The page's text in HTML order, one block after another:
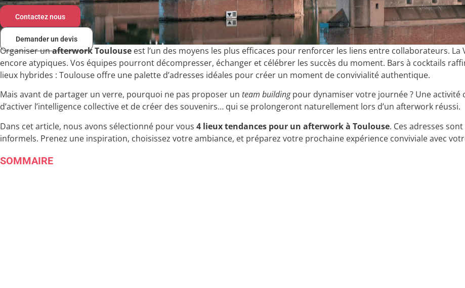
Contactez nous
Demander un devis
Organiser unafterwork Toulouse est l’un des moyens les plus efficaces pour renforcer les liens entre collaborateurs.
encore atypiques. Vos équipes pourront décompresser, échanger et célébrer les succès du moment. Bars à cocktails
lieux hybrides : Toulouse offre une palette d’adresses idéales pour créer un moment de convivialité authentique.
Mais avant de partager un verre, pourquoi ne pas proposer un team buildingpour dynamiser votre journée ? Une
d’activer l’intelligence collective et de créer des souvenirs… qui se prolongeront naturellement lors d’un afterwork réussi.
Dans cet article, nous avons sélectionné pour vous 4 lieux tendances pour un afterwork à Toulouse. Ces adresses
informels. Prenez une inspiration, choisissez votre ambiance, et préparez votre prochaine expérience conviviale avec
SOMMAIRE